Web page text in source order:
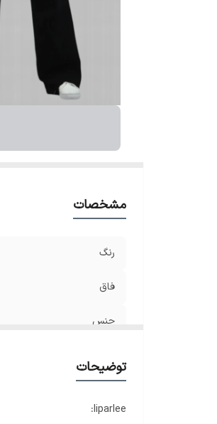
مشخصات
رنگ
فاق
جنس
توضیحات
liparlee: